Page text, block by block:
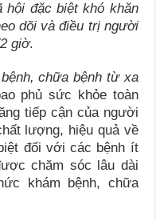
hội đặc biệt khó khăn
dõi và điều trị người
giờ.
chữa bệnh từ xa
phủ sức khỏe toàn
tiếp cận của người
lượng, hiệu quả về
đối với các bệnh ít
chăm sóc lâu dài
khám bệnh, chữa